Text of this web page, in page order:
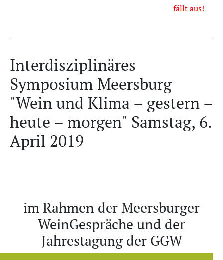
fällt aus!
Interdisziplinäres
Symposium Meersburg
"Wein und Klima – gestern –
heute – morgen" Samstag, 6.
April 2019
im Rahmen der Meersburger
WeinGespräche und der
Jahrestagung der GGW